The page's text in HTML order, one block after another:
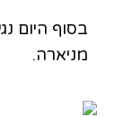
בסוף היום
מניארה.